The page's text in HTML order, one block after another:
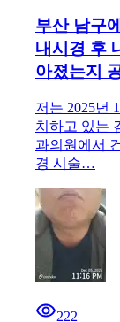
부산 남구
내시경 후
아졌는지
저는 2025년
치하고 있는
과의원에서
경 시술…
222